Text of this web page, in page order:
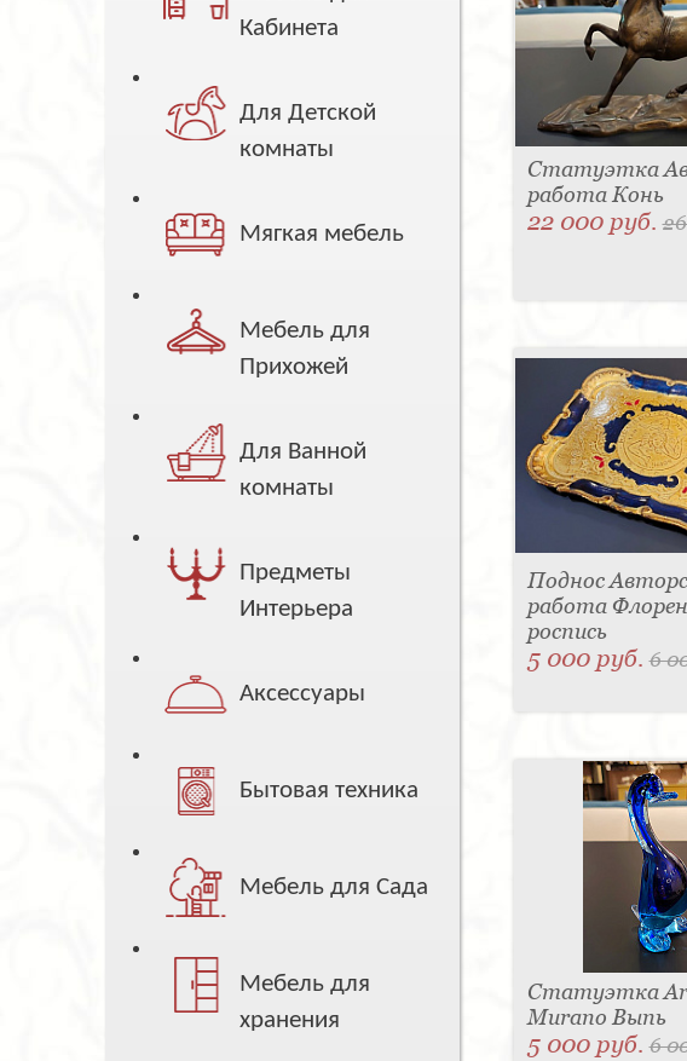
Кабинета
Для Детской
комнаты
Мягкая мебель
Мебель для
Прихожей
Для Ванной
комнаты
Предметы
Интерьера
Аксессуары
Бытовая техника
Мебель для Сада
Мебель для
хранения
Статуэтка
работа Конь
22 000 руб.
Поднос
работа
роспись
5 000 руб.6
Статуэтка
Murano Выпь
5 000 руб.6